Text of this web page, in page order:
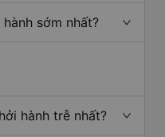
sớm nhất?
hành trễ nhất?